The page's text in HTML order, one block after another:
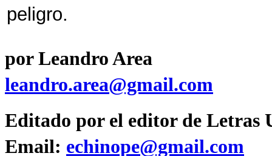
peligro.
por Leandro Area
leandro.area@gmail.com
Editado por el editor de Letras
Email: echinope@gmail.com